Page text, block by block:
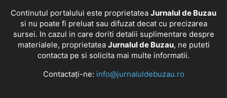
Continutul portalului este proprietatea Jurnalul de Buzau
si nu poate fi preluat sau difuzat decat cu precizarea
sursei. In cazul in care doriti detalii suplimentare despre
materialele, proprietatea Jurnalul de Buzau, ne puteti
contacta pe si solicita mai multe informatii.
Contactați-ne: info@jurnaluldebuzau.ro